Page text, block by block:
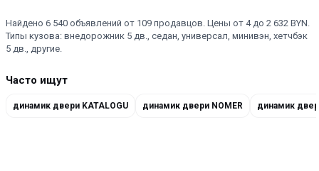
Найдено 6 540 объявлений от 109 продавцов. Цены от 4 до 2 632 BYN.
Типы кузова: внедорожник 5 дв., седан, универсал, минивэн, хетчбэк
5 дв., другие.
Часто ищут
динамик двери KATALOGU динамик двери NOMER динамик